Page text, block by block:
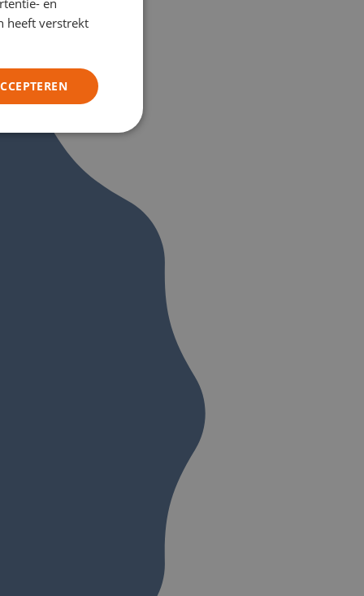
en
heeft verstrekt